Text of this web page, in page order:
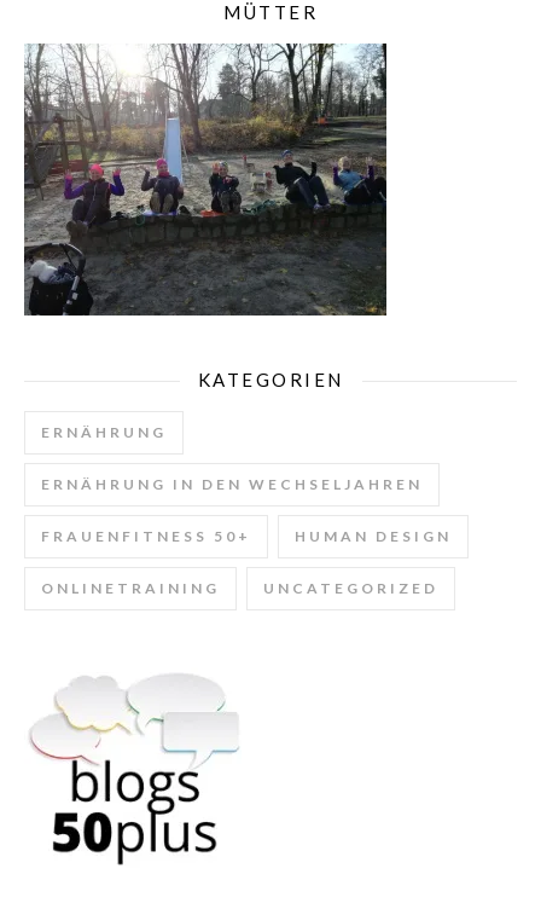
MÜTTER
KATEGORIEN
ERNÄHRUNG
ERNÄHRUNG IN DEN WECHSELJAHREN
FRAUENFITNESS 50+ HUMAN DESIGN
ONLINETRAINING UNCATEGORIZED